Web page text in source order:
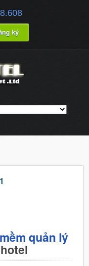
ký
quản lý